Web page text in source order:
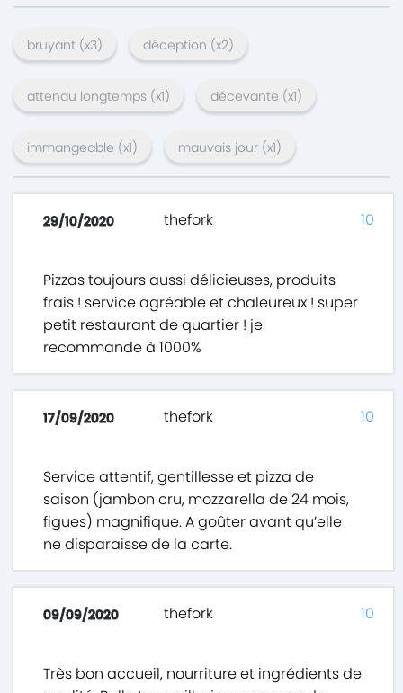
bruyant (x3) déception (x2)
attendu longtemps (x1) décevante (x1)
immangeable (x1) mauvais jour (x1)
29/10/2020 thefork
Pizzas toujours aussi délicieuses, produits
frais ! service agréable et chaleureux ! super
petit restaurant de quartier ! je
recommande à 1000%
10
17/09/2020 thefork
Service attentif, gentillesse et pizza de
saison (jambon cru, mozzarella de 24 mois,
figues) magnifique. A goûter avant qu’elle
ne disparaisse de la carte.
10
09/09/2020 thefork
Très bon accueil, nourriture et ingrédients de
10